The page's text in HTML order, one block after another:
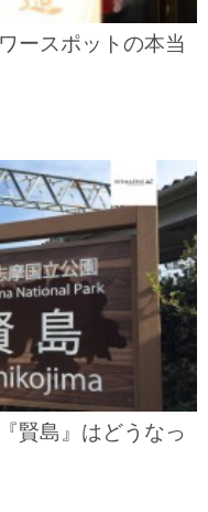
ースポットの本当
賢島』はどうなっ